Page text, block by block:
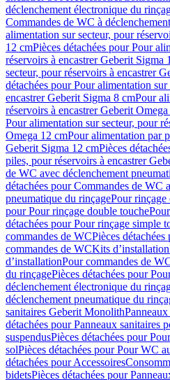
déclenchement électronique du
Commandes de WC à
alimentation sur secteur, pour
12 cmPièces détachées pour Pour
réservoirs à encastrer Geberit Sigma
secteur, pour réservoirs à encastrer
détachées pour Pour alimentation
encastrer Geberit Sigma 8 cmPour
réservoirs à encastrer Geberit
Pour alimentation sur secteur, pour
Omega 12 cmPour alimentation par
Geberit Sigma 12 cmPièces
piles, pour réservoirs à encastrer
de WC avec déclenchement
détachées pour Commandes de WC
pneumatique du rinçagePour rinçage
pour Pour rinçage double touche
détachées pour Pour rinçage simple
commandes de WCPièces
commandes de WCKits d’installation
d’installationPour commandes de
du rinçagePièces détachées pour
déclenchement électronique du
déclenchement pneumatique du
sanitaires Geberit Monolith
détachées pour Panneaux sanitaires
suspendusPièces détachées pour
solPièces détachées pour Pour WC
détachées pour Accessoires
bidetsPièces détachées pour